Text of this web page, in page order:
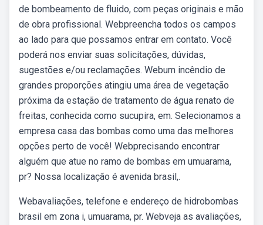
de bombeamento de fluido, com peças originais e mão
de obra profissional. Webpreencha todos os campos
ao lado para que possamos entrar em contato. Você
poderá nos enviar suas solicitações, dúvidas,
sugestões e/ou reclamações. Webum incêndio de
grandes proporções atingiu uma área de vegetação
próxima da estação de tratamento de água renato de
freitas, conhecida como sucupira, em. Selecionamos a
empresa casa das bombas como uma das melhores
opções perto de você! Webprecisando encontrar
alguém que atue no ramo de bombas em umuarama,
pr? Nossa localização é avenida brasil,.
Webavaliações, telefone e endereço de hidrobombas
brasil em zona i, umuarama, pr. Webveja as avaliações,